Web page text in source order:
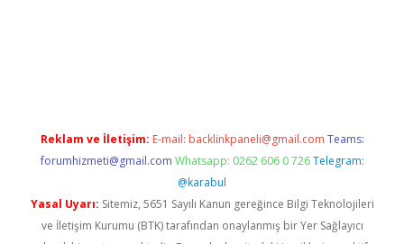
Reklam ve İletişim: E-mail: backlinkpaneli@gmail.com Teams:
forumhizmeti@gmail.com Whatsapp: 0262 606 0 726 Telegram:
@karabul
Yasal Uyarı: Sitemiz, 5651 Sayılı Kanun gereğince Bilgi Teknolojileri
ve İletişim Kurumu (BTK) tarafından onaylanmış bir Yer Sağlayıcı